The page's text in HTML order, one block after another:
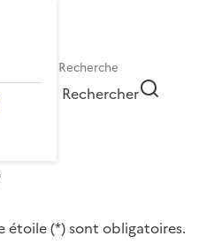
Rechercher
étoile (*) sont obligatoires.